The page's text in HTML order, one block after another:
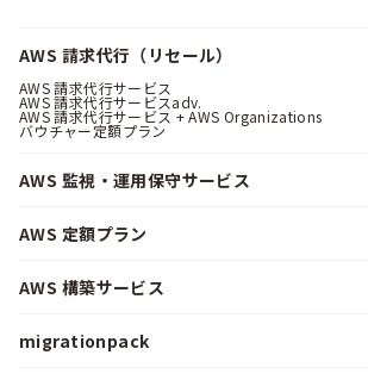
AWS 請求代行（リセール）
AWS 請求代行サービス
AWS 請求代行サービスadv.
AWS 請求代行サービス + AWS Organizations
バウチャー定額プラン
AWS 監視・運用保守サービス
AWS 定額プラン
AWS 構築サービス
migrationpack